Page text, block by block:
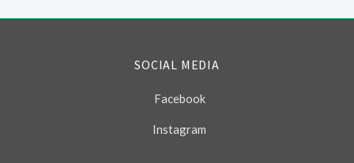
SOCIAL MEDIA
Facebook
Instagram